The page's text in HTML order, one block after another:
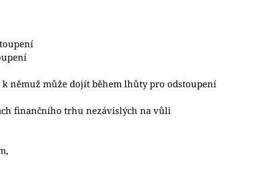
němuž může dojít během lhůty pro odstoupení
finančního trhu nezávislých na vůli